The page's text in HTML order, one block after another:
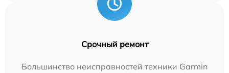
Срочный ремонт
Большинство неисправностей техники Garmin